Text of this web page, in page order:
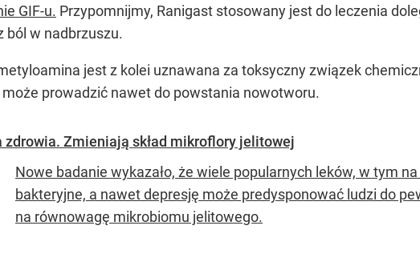
GIF-u. Przypomnijmy, Ranigast stosowany jest do leczenia
ból w nadbrzuszu.
jest z kolei uznawana za toksyczny związek
prowadzić nawet do powstania nowotworu.
zdrowia. Zmieniają skład mikroflory jelitowej
Nowe badanie wykazało, że wiele popularnych leków, w tym
bakteryjne, a nawet depresję może predysponować ludzi do
na równowagę mikrobiomu jelitowego.